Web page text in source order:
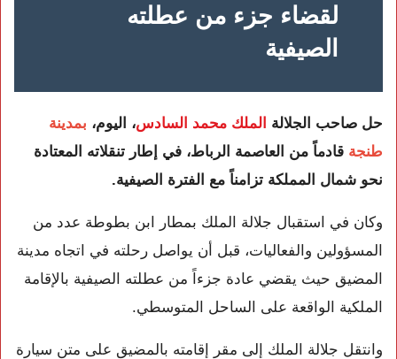
لقضاء جزء من عطلته
الصيفية
حل صاحب الجلالة الملك محمد السادس، اليوم، بمدينة
طنجة قادماً من العاصمة الرباط، في إطار تنقلاته المعتادة
نحو شمال المملكة تزامناً مع الفترة الصيفية.
وكان في استقبال جلالة الملك بمطار ابن بطوطة عدد من
المسؤولين والفعاليات، قبل أن يواصل رحلته في اتجاه مدينة
المضيق حيث يقضي عادة جزءاً من عطلته الصيفية بالإقامة
الملكية الواقعة على الساحل المتوسطي.
وانتقل جلالة الملك إلى مقر إقامته بالمضيق على متن سيارة